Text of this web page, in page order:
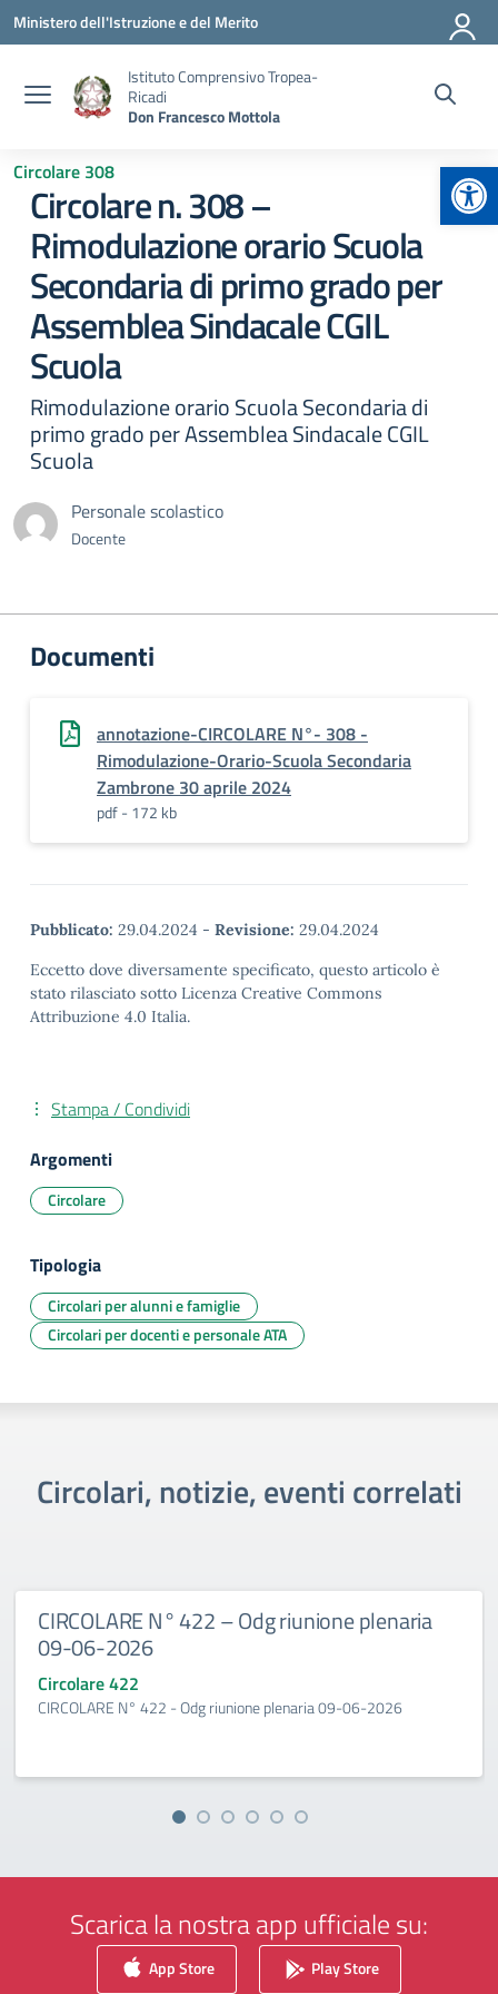
Vai ai contenuti
Vai al menu di navigazione
Vai al footer
Ministero dell'Istruzione e del Merito
Istituto Comprensivo Tropea-
Ricadi
Don Francesco Mottola
Circolare 308
Circolare n. 308 –
Rimodulazione orario Scuola
Secondaria di primo grado per
Assemblea Sindacale CGIL
Scuola
Rimodulazione orario Scuola Secondaria di
primo grado per Assemblea Sindacale CGIL
Scuola
Personale scolastico
Docente
Documenti
annotazione-CIRCOLARE N°- 308 -
Rimodulazione-Orario-Scuola Secondaria
Zambrone 30 aprile 2024
pdf - 172 kb
Pubblicato: 29.04.2024 - Revisione: 29.04.2024
Eccetto dove diversamente specificato, questo articolo è
stato rilasciato sotto Licenza Creative Commons
Attribuzione 4.0 Italia.
Stampa / Condividi
Argomenti
Circolare
Tipologia
Circolari per alunni e famiglie
Circolari per docenti e personale ATA
Circolari, notizie, eventi correlati
CIRCOLARE N° 422 – Odg riunione plenaria
09-06-2026
Circolare 422
CIRCOLARE N° 422 - Odg riunione plenaria 09-06-2026
Scarica la nostra app ufficiale su:
App Store Play Store